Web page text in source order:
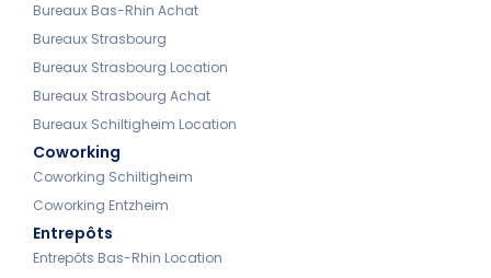
Bureaux Bas-Rhin Achat
Bureaux Strasbourg
Bureaux Strasbourg Location
Bureaux Strasbourg Achat
Bureaux Schiltigheim Location
Coworking
Coworking Schiltigheim
Coworking Entzheim
Entrepôts
Entrepôts Bas-Rhin Location